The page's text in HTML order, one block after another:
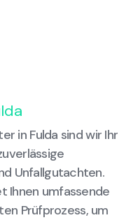
in Fulda sind wir Ihr
Unfallgutachten.
Ihnen umfassende
Prüfprozess, um